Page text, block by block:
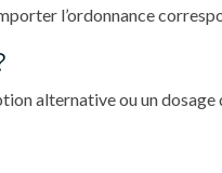
l’ordonnance
alternative ou un dosage